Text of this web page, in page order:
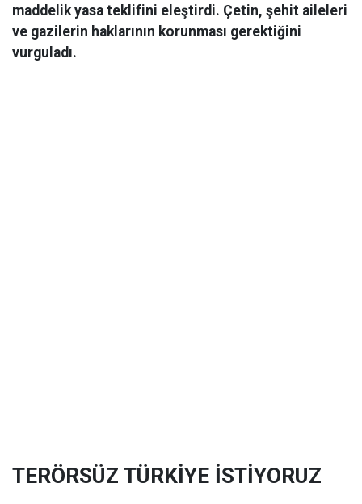
maddelik yasa teklifini eleştirdi. Çetin, şehit aileleri
ve gazilerin haklarının korunması gerektiğini
vurguladı.
TERÖRSÜZ TÜRKİYE İSTİYORUZ